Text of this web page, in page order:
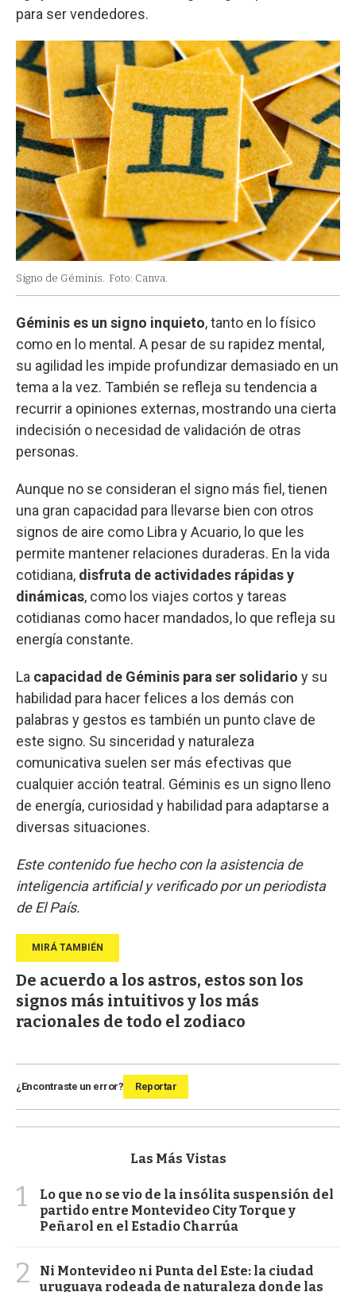
para ser vendedores.
Signo de Géminis. Foto: Canva.
Géminis es un signo inquieto, tanto en lo físico
como en lo mental. A pesar de su rapidez mental,
su agilidad les impide profundizar demasiado en un
tema a la vez. También se refleja su tendencia a
recurrir a opiniones externas, mostrando una cierta
indecisión o necesidad de validación de otras
personas.
Aunque no se consideran el signo más fiel, tienen
una gran capacidad para llevarse bien con otros
signos de aire como Libra y Acuario, lo que les
permite mantener relaciones duraderas. En la vida
cotidiana, disfruta de actividades rápidas y
dinámicas, como los viajes cortos y tareas
cotidianas como hacer mandados, lo que refleja su
energía constante.
La capacidad de Géminis para ser solidario y su
habilidad para hacer felices a los demás con
palabras y gestos es también un punto clave de
este signo. Su sinceridad y naturaleza
comunicativa suelen ser más efectivas que
cualquier acción teatral. Géminis es un signo lleno
de energía, curiosidad y habilidad para adaptarse a
diversas situaciones.
Este contenido fue hecho con la asistencia de
inteligencia artificial y verificado por un periodista
de El País.
De acuerdo a los astros, estos son los
signos más intuitivos y los más
racionales de todo el zodiaco
¿Encontraste un error? Reportar
Las Más Vistas
1
Lo que no se vio de la insólita suspensión del
partido entre Montevideo City Torque y
Peñarol en el Estadio Charrúa
2
Ni Montevideo ni Punta del Este: la ciudad
uruguaya rodeada de naturaleza donde las